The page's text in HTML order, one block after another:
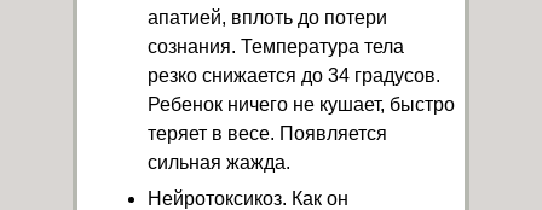
апатией, вплоть до потери
сознания. Температура тела
резко снижается до 34 градусов.
Ребенок ничего не кушает, быстро
теряет в весе. Появляется
сильная жажда.
Нейротоксикоз. Как он